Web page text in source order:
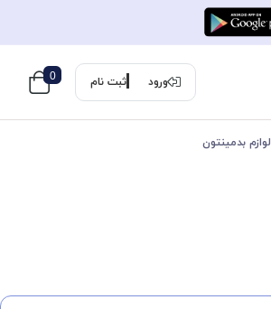
ورود ثبت نام 0
لوازم بدمینتون